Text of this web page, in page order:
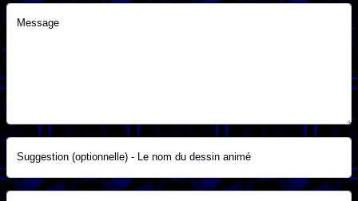
Message
Suggestion (optionnelle) - Le nom du dessin animé